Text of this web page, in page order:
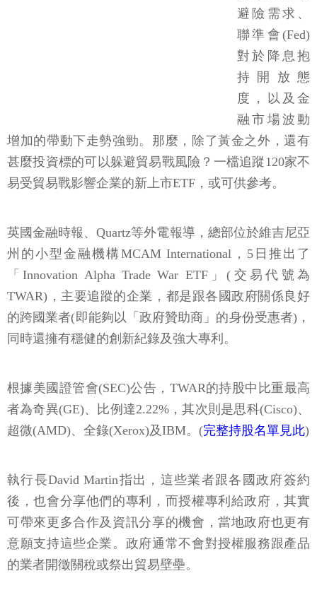
避險需求、
聯準會(Fed)
對於降息抱
持開放態
度，以及金
融市場波動
增加的帶動下走勢強勁。那麼，除了黃金之外，還有
甚麼投資標的可以躲避貿易戰風險？一檔追蹤120家不
易受貿易戰影響企業的新上市ETF，或可供參考。
英國金融時報、Quartz等外電報導，總部位於維吉尼亞
州的小型金融機構MCAM International，5日推出了
「Innovation Alpha Trade War ETF」(交易代號為
TWAR)，主要追蹤的企業，都是跟各國政府關係良好
的跨國業者(即能夠以「政府贊助商」的身份受惠者)，
同時還擁有穩健的創新紀錄及強大專利。
根據美國證管會(SEC)公告，TWAR的持股中比重最高
者為奇異(GE)、比例達2.22%，其次則是思科(Cisco)、
超微(AMD)、全錄(Xerox)及IBM。(完整持股名單見此)
執行長David Martin指出，這些業者跟各國政府簽約
後，也會分享他們的專利，而授權專利給政府，其實
可帶來更多合作及資訊分享的機會，當地政府也更有
意願支持這些企業。政府通常不會對授權服務跟產品
的業者開徵關稅或祭出貿易壁壘。